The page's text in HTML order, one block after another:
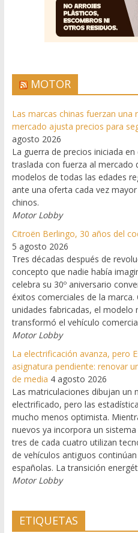
MOTOR
Las marcas chinas fuerzan una
mercado ajusta precios para
agosto 2026
La guerra de precios iniciada
traslada con fuerza al mercado
modelos de todas las edades
ante una oferta cada vez
chinos.
Motor Lobby
Citroën Berlingo, 30 años del
5 agosto 2026
Tres décadas después de
concepto que nadie había
celebra su 30º aniversario
éxitos comerciales de la
unidades fabricadas, el modelo
transformó el vehículo
Motor Lobby
La electrificación avanza, pero
asignatura pendiente: renovar
de media 4 agosto 2026
Las matriculaciones dibujan un
electrificado, pero las
mucho menos optimista.
nuevos ya incorpora un
tres de cada cuatro utilizan
de vehículos antiguos
españolas. La transición
Motor Lobby
ETIQUETAS